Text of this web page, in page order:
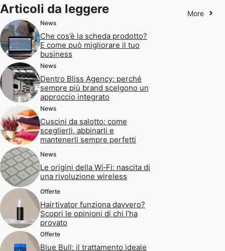
Articoli da leggere More
News
Che cos’è la scheda prodotto?
E come può migliorare il tuo
business
News
Dentro Bliss Agency: perché
sempre più brand scelgono un
approccio integrato
News
Cuscini da salotto: come
sceglierli, abbinarli e
mantenerli sempre perfetti
News
Le origini della Wi‑Fi: nascita di
una rivoluzione wireless
Offerte
Hairtivator funziona davvero?
Scopri le opinioni di chi l’ha
provato
Offerte
Blue Bull: il trattamento ideale